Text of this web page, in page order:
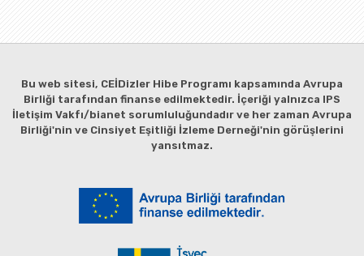
Bu web sitesi, CEİDizler Hibe Programı kapsamında Avrupa
Birliği tarafından finanse edilmektedir. İçeriği yalnızca IPS
İletişim Vakfı/bianet sorumluluğundadır ve her zaman Avrupa
Birliği'nin ve Cinsiyet Eşitliği İzleme Derneği'nin görüşlerini
yansıtmaz.